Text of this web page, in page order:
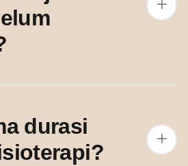
durasi